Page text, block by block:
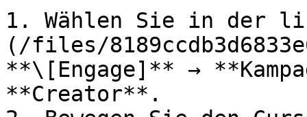
1. Wählen Sie in der
(/files/
**\[Engage]** →
**Creator**.